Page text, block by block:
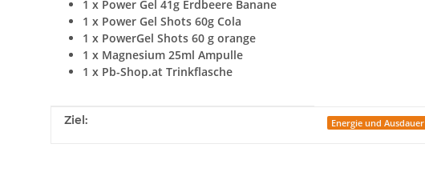
1 x Power Gel 41g Erdbeere Banane
1 x Power Gel Shots 60g Cola
1 x PowerGel Shots 60 g orange
1 x Magnesium 25ml Ampulle
1 x Pb-Shop.at Trinkflasche
Produkteigenschaft
Wert
Ziel: Energie und Ausdauer